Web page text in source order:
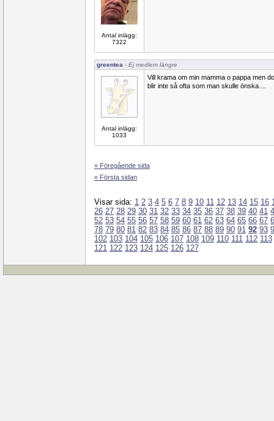
Antal inlägg:
7322
greentea - Ej medlem längre
Antal inlägg:
1033
Vill krama om min mamma o pappa men
blir inte så ofta som man skulle önska....
« Föregående sida
« Första sidan
Visar sida: 1 2 3 4 5 6 7 8 9 10 11 12 13 14 15 16
26 27 28 29 30 31 32 33 34 35 36 37 38 39 40 41
52 53 54 55 56 57 58 59 60 61 62 63 64 65 66 67
78 79 80 81 82 83 84 85 86 87 88 89 90 91 92 93
102 103 104 105 106 107 108 109 110 111 112 113
121 122 123 124 125 126 127